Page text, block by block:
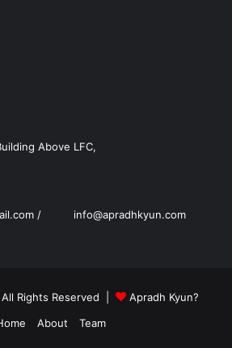
Above LFC,
/ info@apradhkyun.com
Rights Reserved |
Apradh Kyun?
About Team